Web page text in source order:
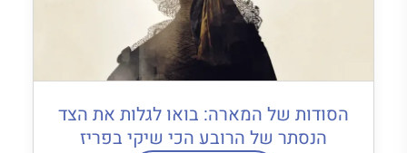
הסודות של המארה: בואו לגלות את הצד
הנסתר של הרובע הכי שיקי בפריז